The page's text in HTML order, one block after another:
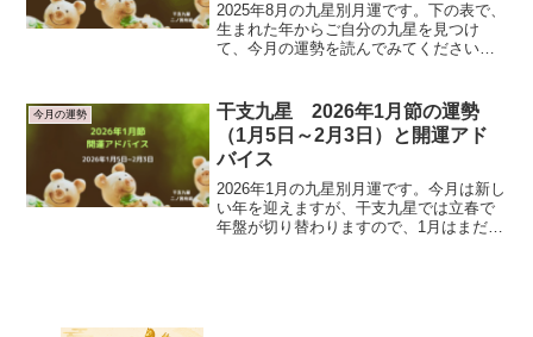
2025年8月の九星別月運です。下の表で、
生まれた年からご自分の九星を見つけ
て、今月の運勢を読んでみてください
は、前の年になりますのでご注意くださ
い。 ...
今月の運勢
干支九星 2026年1月節の運勢
（1月5日～2月3日）と開運アド
バイス
2026年1月の九星別月運です。今月は新し
い年を迎えますが、干支九星では立春で
年盤が切り替わりますので、1月はまだ